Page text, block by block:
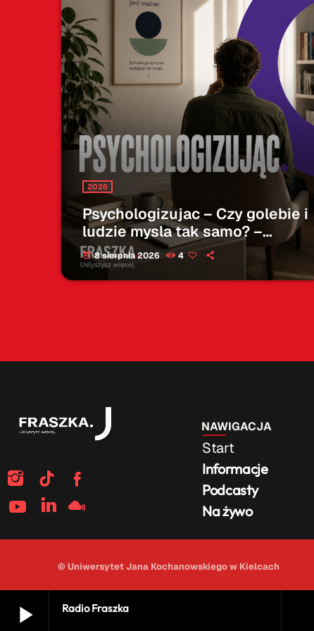
play_arrow Radio Fraszka
2026
Psychologizujac – Czy golebie i
ludzie mysla tak samo? –
08.08.2026
today 8 sierpnia 2026 4
Start
Informacje
Podcasty
Na żywo
NAWIGACJA
© Uniwersytet Jana Kochanowskiego w Kielcach